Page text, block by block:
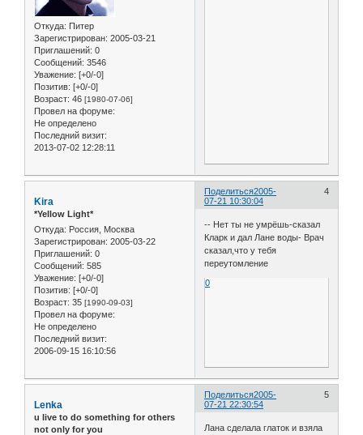
Откуда: Питер
Зарегистрирован: 2005-03-21
Приглашений: 0
Сообщений: 3546
Уважение: [+0/-0]
Позитив: [+0/-0]
Возраст: 46 [1980-07-06]
Провел на форуме:
Не определено
Последний визит:
2013-07-02 12:28:11
Поделиться 4
2005-
07-21 10:30:04
Kira
*Yellow Light*
Откуда: Россия, Москва
Зарегистрирован: 2005-03-22
Приглашений: 0
Сообщений: 585
Уважение: [+0/-0]
Позитив: [+0/-0]
Возраст: 35 [1990-09-03]
Провел на форуме:
Не определено
Последний визит:
2006-09-15 16:10:56
-- Нет ты не умрёшь-сказал
Кларк и дал Лане воды- Врач
сказал,что у тебя
переутомление
0
Поделиться 5
2005-
07-21 22:30:54
Lenka
u live to do something for others
not only for you
Лана сделала глаток и взяла